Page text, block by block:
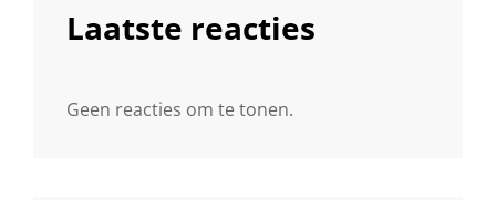
Laatste reacties
Geen reacties om te tonen.